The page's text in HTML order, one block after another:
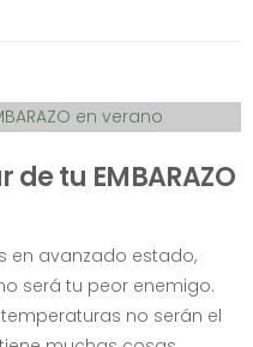
tu EMBARAZO
en avanzado estado,
será tu peor enemigo.
no serán el